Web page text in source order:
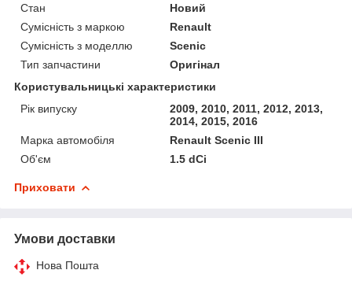
Стан
Новий
Сумісність з маркою
Renault
Сумісність з моделлю
Scenic
Тип запчастини
Оригінал
Користувальницькі характеристики
Рік випуску
2009, 2010, 2011, 2012, 2013,
2014, 2015, 2016
Марка автомобіля
Renault Scenic III
Об'єм
1.5 dCi
Приховати
Умови доставки
Нова Пошта